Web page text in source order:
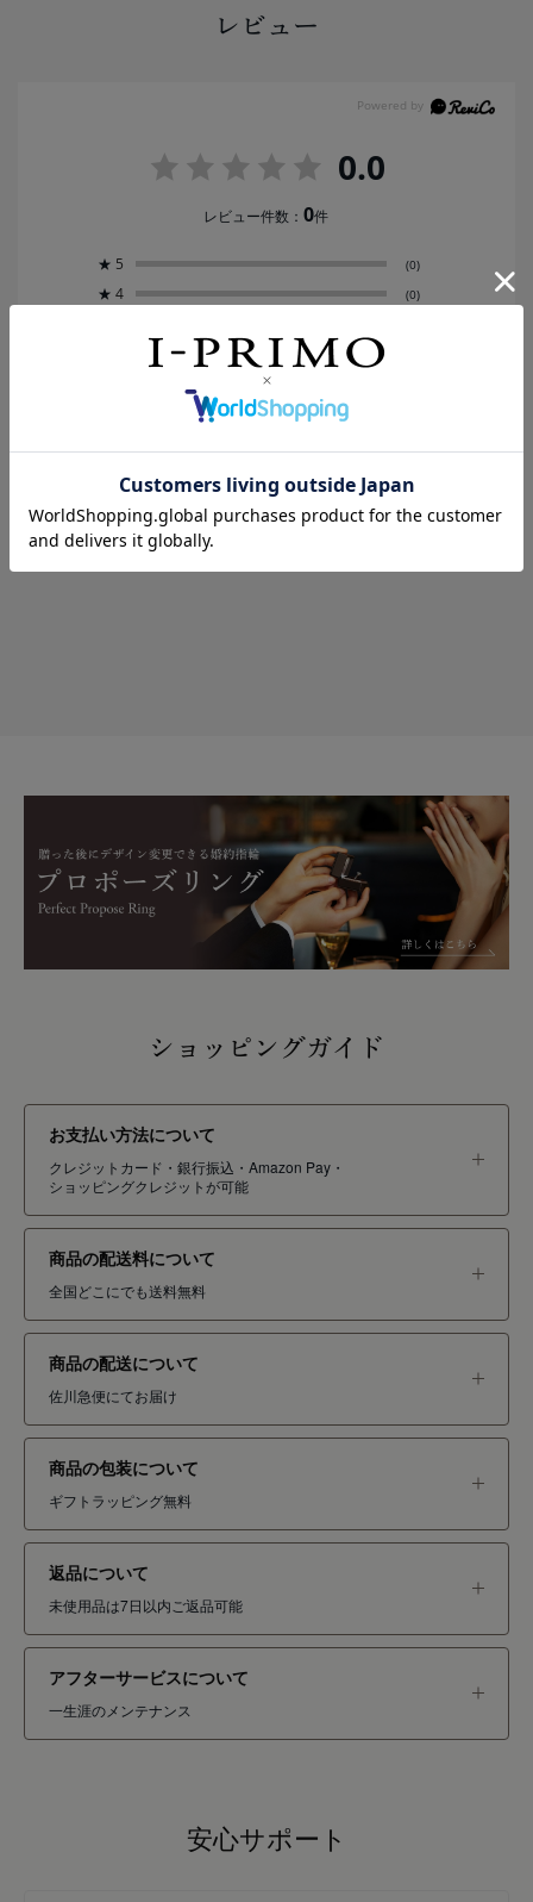
レビュー
0.0
レビュー件数：0件
★ 5 (0)
★ 4 (0)
ショッピングガイド
お支払い方法について
クレジットカード・銀行振込・Amazon Pay・
ショッピングクレジットが可能
商品の配送料について
全国どこにでも送料無料
商品の配送について
佐川急便にてお届け
商品の包装について
ギフトラッピング無料
返品について
未使用品は7日以内ご返品可能
アフターサービスについて
一生涯のメンテナンス
安心サポート